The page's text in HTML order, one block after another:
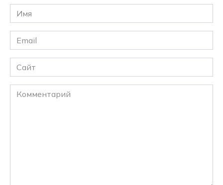
Имя
*
Email
*
Сайт
Комментарий